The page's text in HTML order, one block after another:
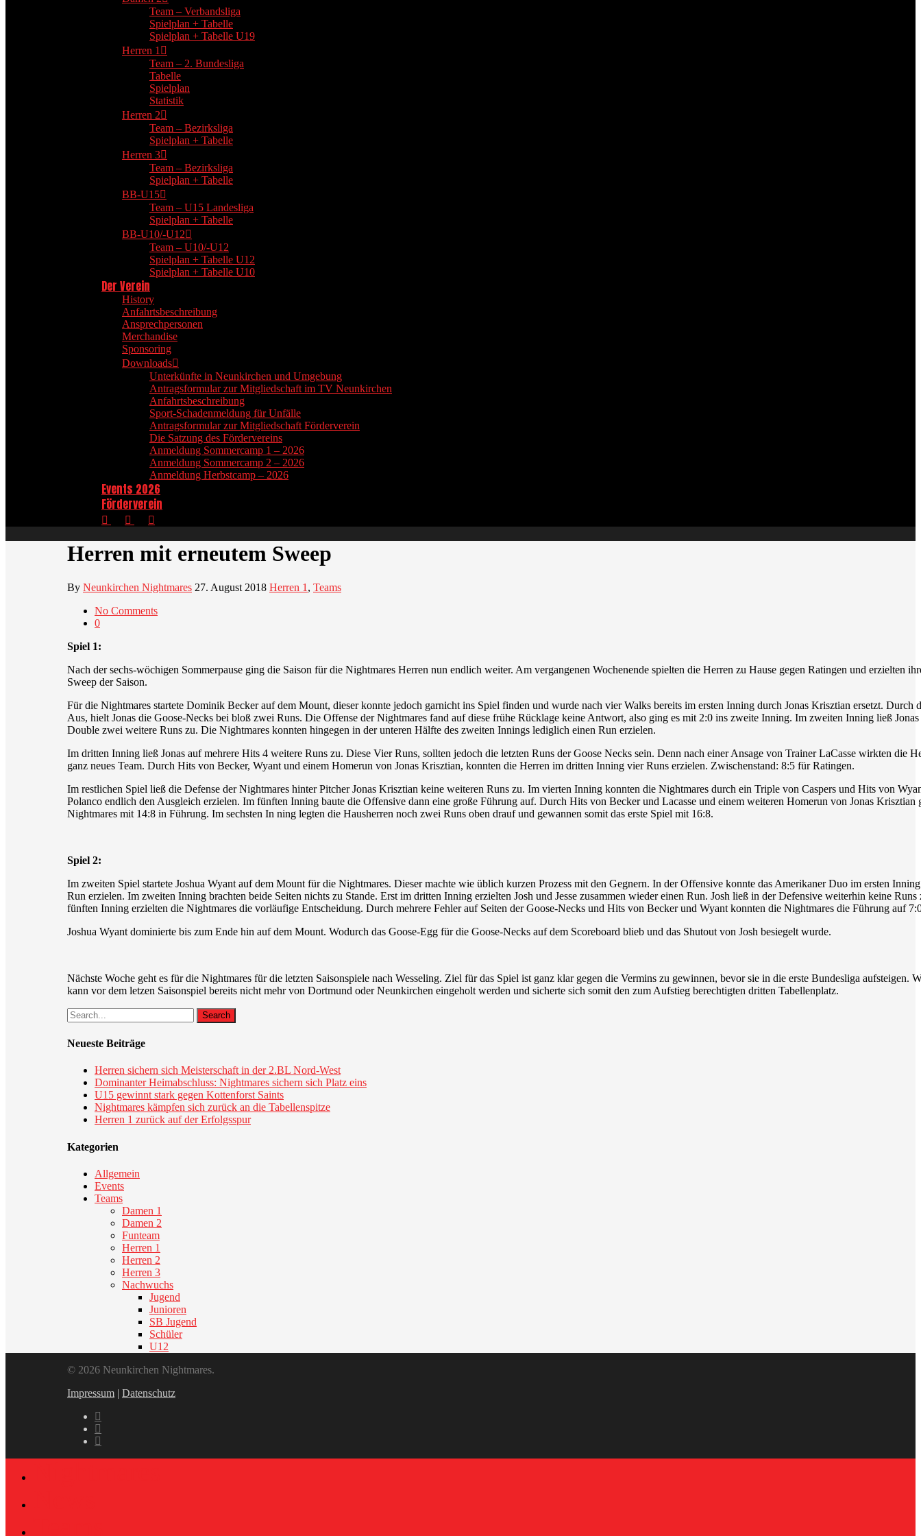
Team – Verbandsliga
Spielplan + Tabelle
Spielplan + Tabelle U19
Herren 1
Team – 2. Bundesliga
Tabelle
Spielplan
Statistik
Herren 2
Team – Bezirksliga
Spielplan + Tabelle
Herren 3
Team – Bezirksliga
Spielplan + Tabelle
BB-U15
Team – U15 Landesliga
Spielplan + Tabelle
BB-U10/-U12
Team – U10/-U12
Spielplan + Tabelle U12
Spielplan + Tabelle U10
Der Verein
History
Anfahrtsbeschreibung
Ansprechpersonen
Merchandise
Sponsoring
Downloads
Unterkünfte in Neunkirchen und Umgebung
Antragsformular zur Mitgliedschaft im TV Neunkirchen
Anfahrtsbeschreibung
Sport-Schadenmeldung für Unfälle
Antragsformular zur Mitgliedschaft Förderverein
Die Satzung des Fördervereins
Anmeldung Sommercamp 1 – 2026
Anmeldung Sommercamp 2 – 2026
Anmeldung Herbstcamp – 2026
Events 2026
Förderverein
Herren mit erneutem Sweep
By Neunkirchen Nightmares 27. August 2018 Herren 1 , Teams
No Comments
0
Spiel 1:
Nach der sechs-wöchigen Sommerpause ging die Saison für die Nightmares Herren nun endlich weiter. Am vergangenen Wochenende spielten die Herren zu Hause gegen Ratingen und erzielten
Sweep der Saison.
Für die Nightmares startete Dominik Becker auf dem Mount, dieser konnte jedoch garnicht ins Spiel finden und wurde nach vier Walks bereits im ersten Inning durch Jonas Krisztian ersetzt. Durch
Aus, hielt Jonas die Goose-Necks bei bloß zwei Runs. Die Offense der Nightmares fand auf diese frühe Rücklage keine Antwort, also ging es mit 2:0 ins zweite Inning. Im zweiten Inning ließ Jonas
Double zwei weitere Runs zu. Die Nightmares konnten hingegen in der unteren Hälfte des zweiten Innings lediglich einen Run erzielen.
Im dritten Inning ließ Jonas auf mehrere Hits 4 weitere Runs zu. Diese Vier Runs, sollten jedoch die letzten Runs der Goose Necks sein. Denn nach einer Ansage von Trainer LaCasse wirkten die
ganz neues Team. Durch Hits von Becker, Wyant und einem Homerun von Jonas Krisztian, konnten die Herren im dritten Inning vier Runs erzielen. Zwischenstand: 8:5 für Ratingen.
Im restlichen Spiel ließ die Defense der Nightmares hinter Pitcher Jonas Krisztian keine weiteren Runs zu. Im vierten Inning konnten die Nightmares durch ein Triple von Caspers und Hits von
Polanco endlich den Ausgleich erzielen. Im fünften Inning baute die Offensive dann eine große Führung auf. Durch Hits von Becker und Lacasse und einem weiteren Homerun von Jonas Krisztian
Nightmares mit 14:8 in Führung. Im sechsten In ning legten die Hausherren noch zwei Runs oben drauf und gewannen somit das erste Spiel mit 16:8.
Spiel 2:
Im zweiten Spiel startete Joshua Wyant auf dem Mount für die Nightmares. Dieser machte wie üblich kurzen Prozess mit den Gegnern. In der Offensive konnte das Amerikaner Duo im ersten Inning
Run erzielen. Im zweiten Inning brachten beide Seiten nichts zu Stande. Erst im dritten Inning erzielten Josh und Jesse zusammen wieder einen Run. Josh ließ in der Defensive weiterhin keine Runs
fünften Inning erzielten die Nightmares die vorläufige Entscheidung. Durch mehrere Fehler auf Seiten der Goose-Necks und Hits von Becker und Wyant konnten die Nightmares die Führung auf
Joshua Wyant dominierte bis zum Ende hin auf dem Mount. Wodurch das Goose-Egg für die Goose-Necks auf dem Scoreboard blieb und das Shutout von Josh besiegelt wurde.
Nächste Woche geht es für die Nightmares für die letzten Saisonspiele nach Wesseling. Ziel für das Spiel ist ganz klar gegen die Vermins zu gewinnen, bevor sie in die erste Bundesliga aufsteigen.
kann vor dem letzen Saisonspiel bereits nicht mehr von Dortmund oder Neunkirchen eingeholt werden und sicherte sich somit den zum Aufstieg berechtigten dritten Tabellenplatz.
Search
Neueste Beiträge
Herren sichern sich Meisterschaft in der 2.BL Nord-West
Dominanter Heimabschluss: Nightmares sichern sich Platz eins
U15 gewinnt stark gegen Kottenforst Saints
Nightmares kämpfen sich zurück an die Tabellenspitze
Herren 1 zurück auf der Erfolgsspur
Kategorien
Allgemein
Events
Teams
Damen 1
Damen 2
Funteam
Herren 1
Herren 2
Herren 3
Nachwuchs
Jugend
Junioren
SB Jugend
Schüler
U12
© 2026 Neunkirchen Nightmares.
Impressum | Datenschutz